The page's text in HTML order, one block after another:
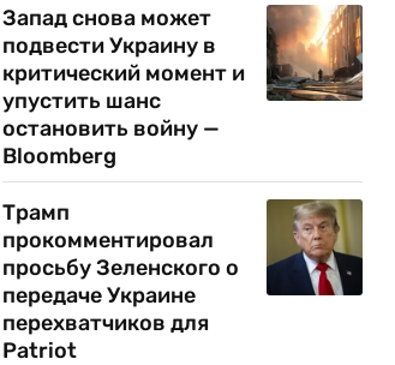
Запад снова может
подвести Украину в
критический момент и
упустить шанс
остановить войну —
Bloomberg
Трамп
прокомментировал
просьбу Зеленского о
передаче Украине
перехватчиков для
Patriot